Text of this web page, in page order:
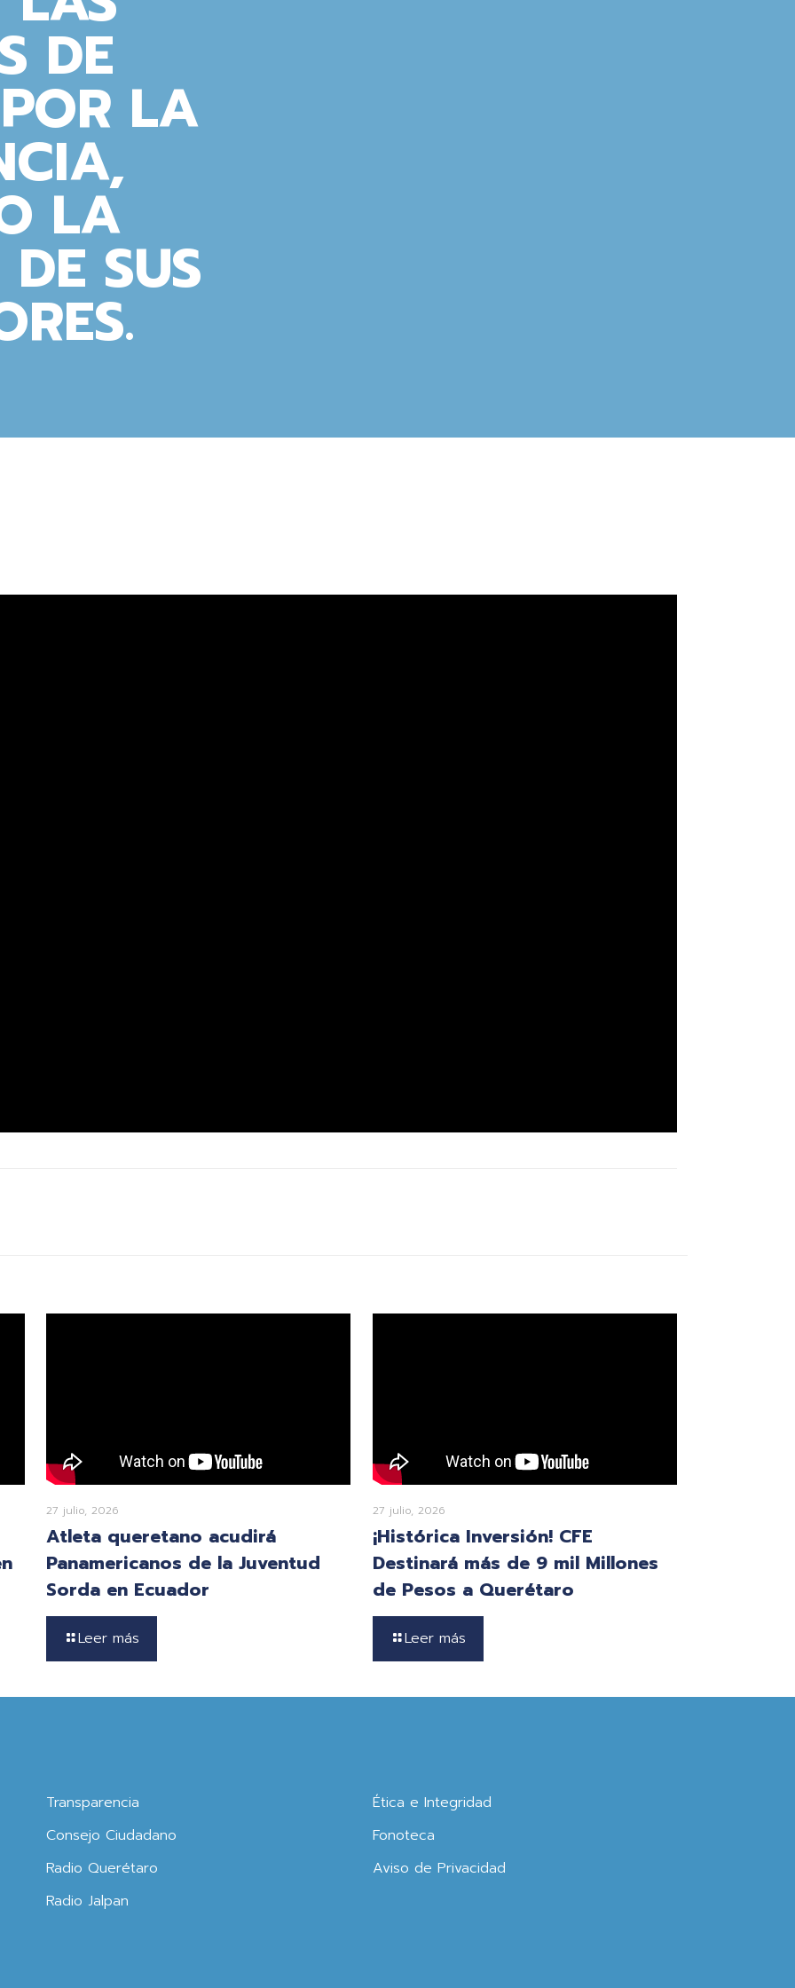
DE
LA
LA
SUS
27 julio, 2026
Atleta queretano acudirá
Panamericanos de la Juventud
Sorda en Ecuador
Leer más
27 julio, 2026
¡Histórica Inversión! CFE
Destinará más de 9 mil Millones
de Pesos a Querétaro
Leer más
Transparencia
Consejo Ciudadano
Radio Querétaro
Radio Jalpan
Ética e Integridad
Fonoteca
Aviso de Privacidad